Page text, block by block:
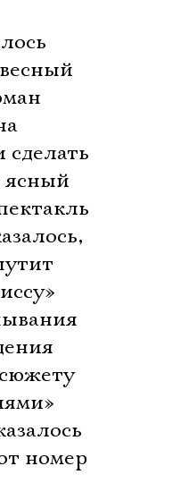
сделать
ясный


номер